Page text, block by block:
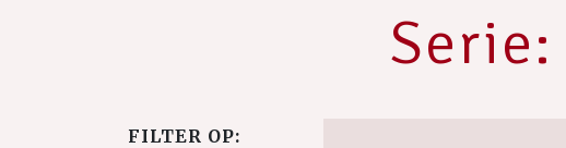
FILTER OP: